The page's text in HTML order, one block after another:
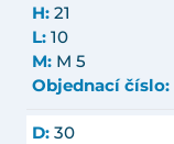
H: 21
L: 10
M: M 5
Objednací číslo:
D: 30